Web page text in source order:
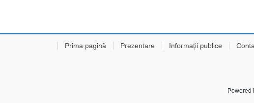
Prima pagină Prezentare Informații publice
Powered